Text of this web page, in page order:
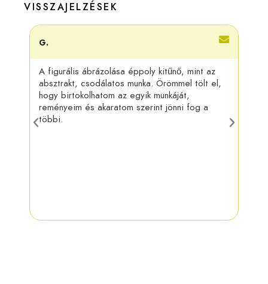
VISSZAJELZÉSEK
G.
A figurális ábrázolása éppoly kitűnő, mint az
absztrakt, csodálatos munka. Örömmel tölt el,
hogy birtokolhatom az egyik munkáját,
reményeim és akaratom szerint jönni fog a
többi.